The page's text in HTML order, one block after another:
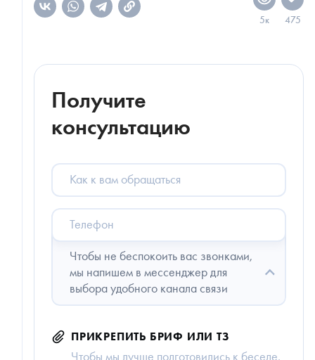
5к 475
Получите
консультацию
Как
вам
обращаться
Телефон
Чтобы не беспокоить вас звонками,
мы напишем в мессенджер для
выбора удобного канала связи
ПРИКРЕПИТЬ БРИФ ИЛИ ТЗ
Чтобы мы лучше подготовились к беседе.